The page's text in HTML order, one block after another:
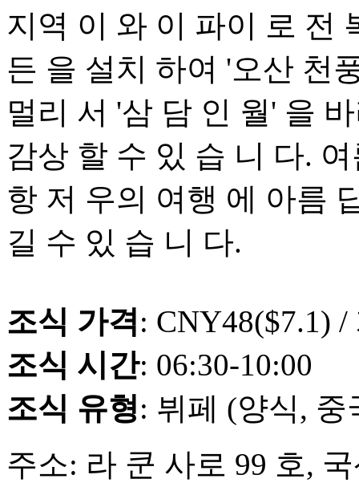
지역 이 와 이 파이 로 전
든 을 설치 하여 '오산 천
멀리 서 '삼 담 인 월' 을
감상 할 수 있 습 니 다.
항 저 우의 여행 에 아름
길 수 있 습 니 다.
조식 가격: CNY48($7.1) /
조식 시간: 06:30-10:00
조식 유형: 뷔페 (양식, 중
주소: 라 쿤 사로 99 호,